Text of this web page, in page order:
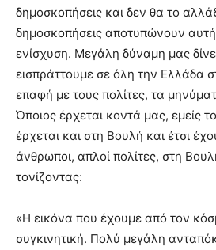
δημοσκοπήσεις και δεν θα το
δημοσκοπήσεις αποτυπώνουν
ενίσχυση. Μεγάλη δύναμη μας
εισπράττουμε σε όλη την Ελλάδα
επαφή με τους πολίτες, τα
Όποιος έρχεται κοντά μας, εμείς
έρχεται και στη Βουλή και έτσι
άνθρωποι, απλοί πολίτες, στη
τονίζοντας:
«Η εικόνα που έχουμε από τον
συγκινητική. Πολύ μεγάλη